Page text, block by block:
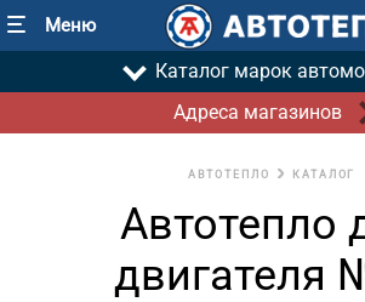
Меню
Каталог марок
Адреса магазинов
АВТОТЕПЛО КАТАЛОГ
Автотепло
двигателя